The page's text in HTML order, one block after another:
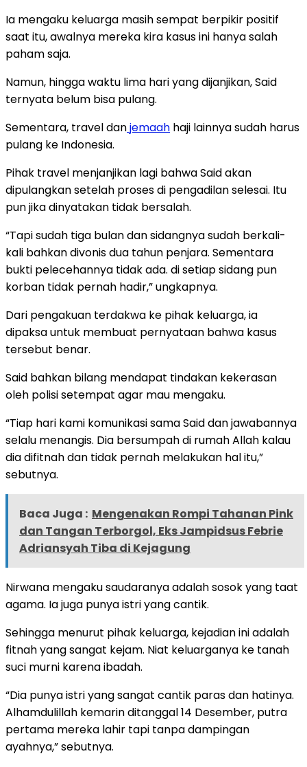
Ia mengaku keluarga masih sempat berpikir positif
saat itu, awalnya mereka kira kasus ini hanya salah
paham saja.
Namun, hingga waktu lima hari yang dijanjikan, Said
ternyata belum bisa pulang.
Sementara, travel danjemaah haji lainnya sudah harus
pulang ke Indonesia.
Pihak travel menjanjikan lagi bahwa Said akan
dipulangkan setelah proses di pengadilan selesai. Itu
pun jika dinyatakan tidak bersalah.
“Tapi sudah tiga bulan dan sidangnya sudah berkali-
kali bahkan divonis dua tahun penjara. Sementara
bukti pelecehannya tidak ada. di setiap sidang pun
korban tidak pernah hadir,” ungkapnya.
Dari pengakuan terdakwa ke pihak keluarga, ia
dipaksa untuk membuat pernyataan bahwa kasus
tersebut benar.
Said bahkan bilang mendapat tindakan kekerasan
oleh polisi setempat agar mau mengaku.
“Tiap hari kami komunikasi sama Said dan jawabannya
selalu menangis. Dia bersumpah di rumah Allah kalau
dia difitnah dan tidak pernah melakukan hal itu,”
sebutnya.
Baca Juga : Mengenakan Rompi Tahanan Pink
dan Tangan Terborgol, Eks Jampidsus Febrie
Adriansyah Tiba di Kejagung
Nirwana mengaku saudaranya adalah sosok yang taat
agama. Ia juga punya istri yang cantik.
Sehingga menurut pihak keluarga, kejadian ini adalah
fitnah yang sangat kejam. Niat keluarganya ke tanah
suci murni karena ibadah.
“Dia punya istri yang sangat cantik paras dan hatinya.
Alhamdulillah kemarin ditanggal 14 Desember, putra
pertama mereka lahir tapi tanpa dampingan
ayahnya,” sebutnya.